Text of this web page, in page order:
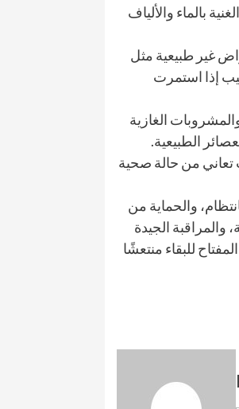
بالماء والألياف
غير طبيعية مثل
إذا استمرت
الغازية
الطبيعية.
تعاني من حالة صحية
والحماية من
والمراقبة الجيدة
للبقاء منتعشًا